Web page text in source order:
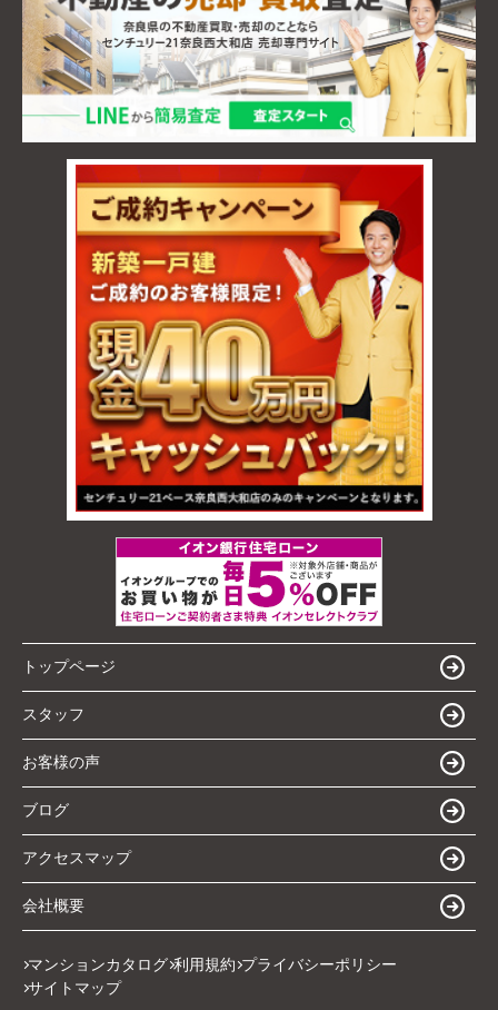
トップページ
スタッフ
お客様の声
ブログ
アクセスマップ
会社概要
マンションカタログ 利用規約 プライバシーポリシー
サイトマップ